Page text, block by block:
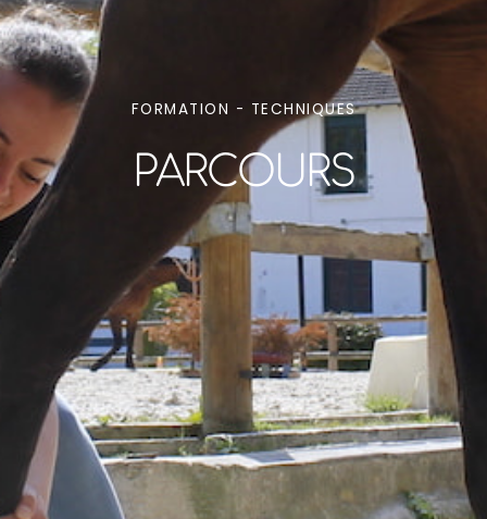
FORMATION - TECHNIQUES
PARCOURS